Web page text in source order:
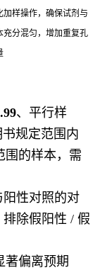
加样操作，确保试剂与
充分混匀，增加重复孔
、平行样
规定范围内
围的样本，需
性对照的对
除假阳性 / 假
著偏离预期